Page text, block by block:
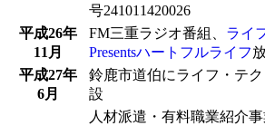
号241011420026
平成26年
11月
FM三重ラジオ番組、 ライ
Presentsハートフルライフ
平成27年
6月
鈴鹿市道伯にライフ・テ
設
人材派遣・有料職業紹介